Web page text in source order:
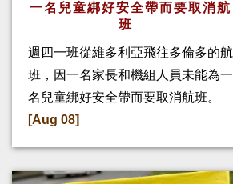
一名兒童綁好安全帶而要取消航
班
週四一班從維多利亞飛往多倫多的航
班，因一名家長和機組人員未能為一
名兒童綁好安全帶而要取消航班。
[Aug 08]